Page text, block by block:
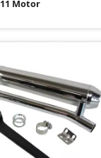
11 Motor